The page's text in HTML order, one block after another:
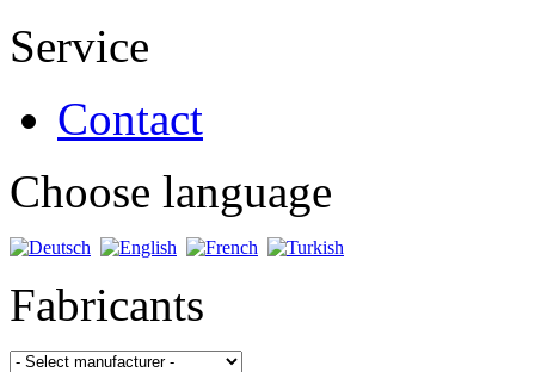
Service
Contact
Choose language
Fabricants